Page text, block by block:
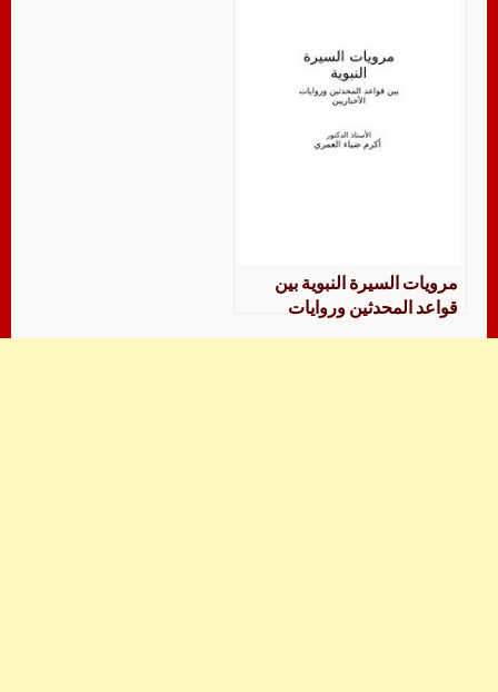
مرويات السيرة النبوية بين
قواعد المحدثين وروايات